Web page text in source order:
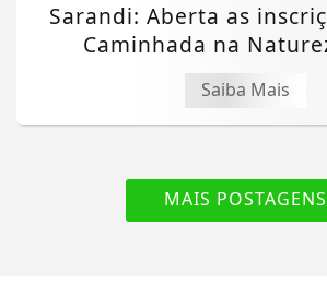
Sarandi: Aberta as
Caminhada na
Saiba Mais
MAIS POSTAGENS